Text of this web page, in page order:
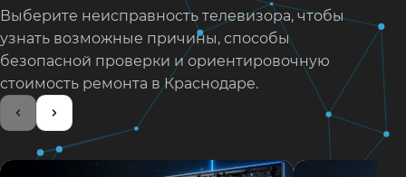
Выберите неисправность телевизора, чтобы
узнать возможные причины, способы
безопасной проверки и ориентировочную
стоимость ремонта в Краснодаре.